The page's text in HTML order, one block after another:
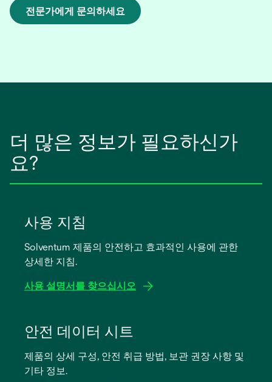
전문가에게 문의하세요
새
더 많은 정보가 필요하신가
요?
사용 지침
Solventum 제품의 안전하고 효과적인 사용에 관한
상세한 지침.
사용 설명서를 찾으십시오
안전 데이터 시트
제품의 상세 구성, 안전 취급 방법, 보관 권장 사항 및
기타 정보.